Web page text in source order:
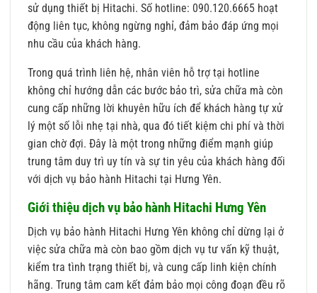
sử dụng thiết bị Hitachi. Số hotline: 090.120.6665 hoạt
động liên tục, không ngừng nghỉ, đảm bảo đáp ứng mọi
nhu cầu của khách hàng.
Trong quá trình liên hệ, nhân viên hỗ trợ tại hotline
không chỉ hướng dẫn các bước bảo trì, sửa chữa mà còn
cung cấp những lời khuyên hữu ích để khách hàng tự xử
lý một số lỗi nhẹ tại nhà, qua đó tiết kiệm chi phí và thời
gian chờ đợi. Đây là một trong những điểm mạnh giúp
trung tâm duy trì uy tín và sự tin yêu của khách hàng đối
với dịch vụ bảo hành Hitachi tại Hưng Yên.
Giới thiệu dịch vụ bảo hành Hitachi Hưng Yên
Dịch vụ bảo hành Hitachi Hưng Yên không chỉ dừng lại ở
việc sửa chữa mà còn bao gồm dịch vụ tư vấn kỹ thuật,
kiểm tra tình trạng thiết bị, và cung cấp linh kiện chính
hãng. Trung tâm cam kết đảm bảo mọi công đoạn đều rõ